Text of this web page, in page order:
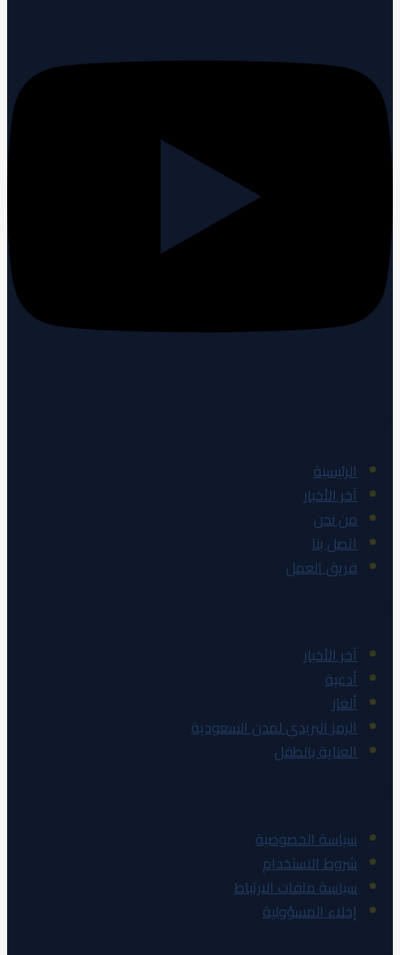
الرئيسية
آخر الأخبار
من نحن
اتصل بنا
فريق العمل
آخر الأخبار
أدعية
ألغاز
الرمز البريدي لمدن السعودية
العناية بالطفل
سياسة الخصوصية
شروط الاستخدام
سياسة ملفات الارتباط
إخلاء المسؤولية